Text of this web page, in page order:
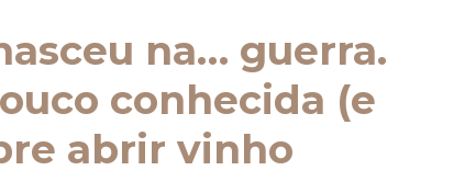
na… guerra.
conhecida (e
abrir vinho